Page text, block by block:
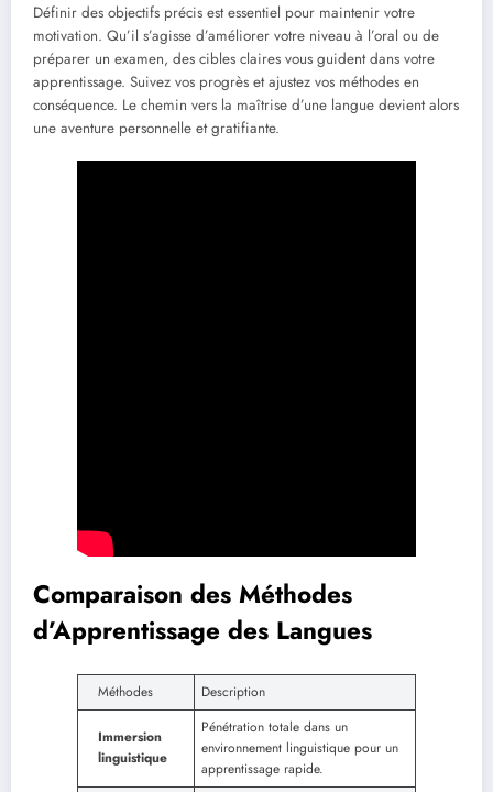
Définir des objectifs précis est essentiel pour maintenir votre
motivation. Qu’il s’agisse d’améliorer votre niveau à l’oral ou de
préparer un examen, des cibles claires vous guident dans votre
apprentissage. Suivez vos progrès et ajustez vos méthodes en
conséquence. Le chemin vers la maîtrise d’une langue devient alors
une aventure personnelle et gratifiante.
Comparaison des Méthodes
d’Apprentissage des Langues
Méthodes Description
Immersion
linguistique
Pénétration totale dans un
environnement linguistique pour un
apprentissage rapide.